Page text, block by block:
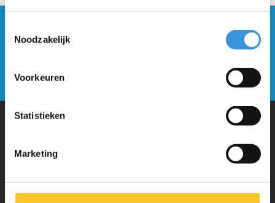
Noodzakelijk
Voorkeuren
Statistieken
Marketing
Blijf op de hoogte en schrijf je in voor onze
nieuwsbrief
Verstuur
Micro Mobility is de uitvinder van de compacte vouwstep en de